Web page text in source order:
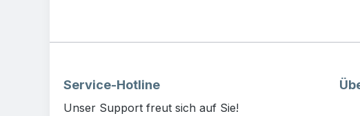
Service-Hotline
Unser Support freut sich auf Sie!